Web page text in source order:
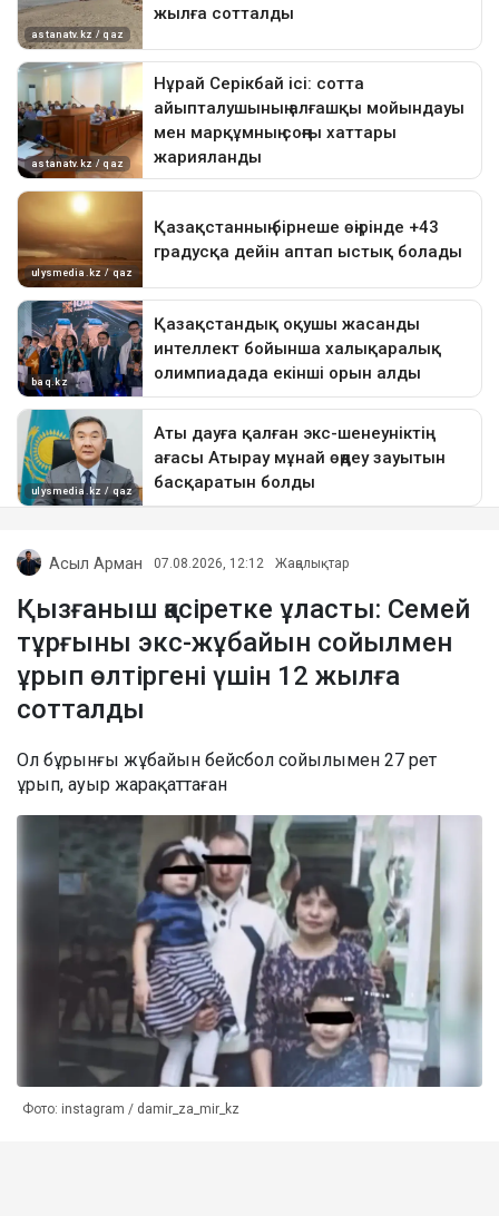
Асыл Арман 07.08.2026, 12:12 Жаңалықтар
Қызғаныш қасіретке ұласты: Семей
тұрғыны экс-жұбайын сойылмен
ұрып өлтіргені үшін 12 жылға
сотталды
Ол бұрынғы жұбайын бейсбол сойылымен 27 рет
ұрып, ауыр жарақаттаған
Фото: instagram / damir_za_mir_kz